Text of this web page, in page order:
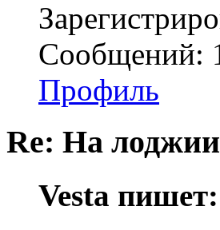
Сообщений:
Профиль
Re: На лоджии
Vesta пишет: